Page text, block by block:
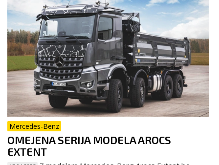
Mercedes-Benz
OMEJENA SERIJA MODELA AROCS
EXTENT